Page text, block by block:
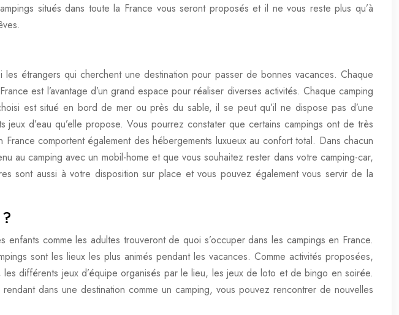
situés dans toute la France vous seront proposés et il ne vous reste plus qu’à
étrangers qui cherchent une destination pour passer de bonnes vacances. Chaque
est l’avantage d’un grand espace pour réaliser diverses activités. Chaque camping
est situé en bord de mer ou près du sable, il se peut qu’il ne dispose pas d’une
d’eau qu’elle propose. Vous pourrez constater que certains campings ont de très
comportent également des hébergements luxueux au confort total. Dans chacun
au camping avec un mobil-home et que vous souhaitez rester dans votre camping-car,
sont aussi à votre disposition sur place et vous pouvez également vous servir de la
comme les adultes trouveront de quoi s’occuper dans les campings en France.
sont les lieux les plus animés pendant les vacances. Comme activités proposées,
différents jeux d’équipe organisés par le lieu, les jeux de loto et de bingo en soirée.
dans une destination comme un camping, vous pouvez rencontrer de nouvelles